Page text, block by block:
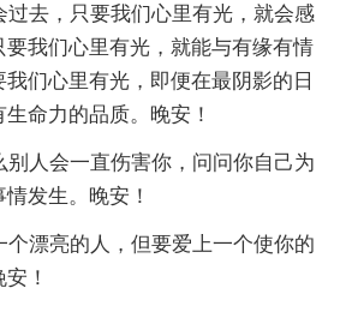
过去，只要我们心里有光，就会感
要我们心里有光，就能与有缘有情
们心里有光，即便在最阴影的日
命力的品质。晚安！
别人会一直伤害你，问问你自己为
发生。晚安！
个漂亮的人，但要爱上一个使你的
！